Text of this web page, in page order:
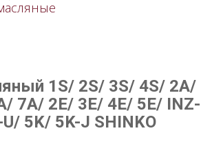
1S/ 2S/ 3S/ 4S/ 2A/
7A/ 2E/ 3E/ 4E/ 5E/ INZ-
U/ 5K/ 5K-J SHINKO